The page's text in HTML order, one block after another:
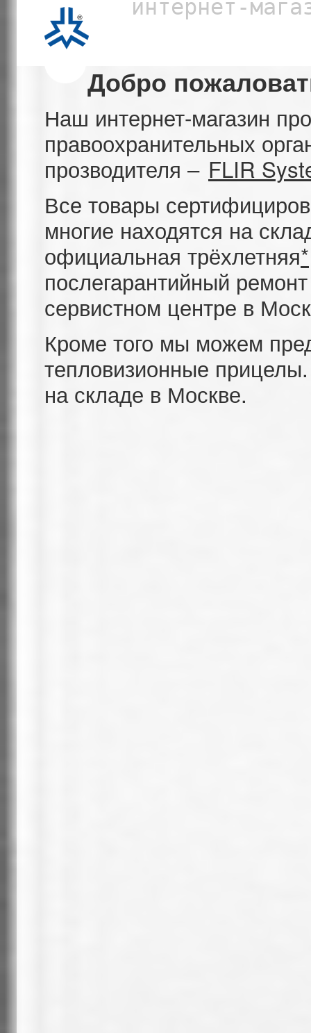
интернет-
Добро
Наш интернет-магазин
правоохранительных
прозводителя – FLIR
Все товары
многие находятся на
официальная трёхлетняя*
послегарантийный
сервистном центре в
Кроме того мы можем
тепловизионные
на складе в Москве.